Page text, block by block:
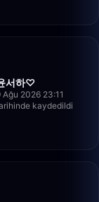
서하♡
Ağu 2026 23:11
kaydedildi